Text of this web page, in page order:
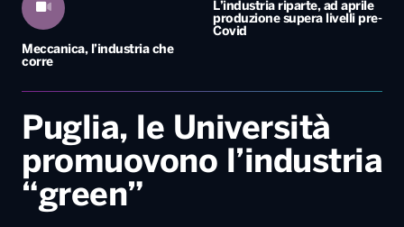
Meccanica, l’industria che
corre
L’industria riparte, ad aprile
produzione supera livelli pre-
Covid
Puglia, le Università
promuovono l’industria
“green”